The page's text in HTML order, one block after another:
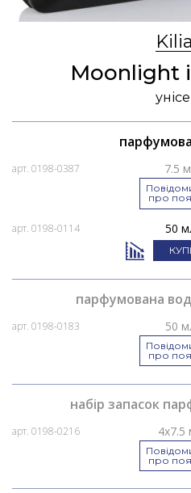
Moonlight
арт. 0198-0387 7.5
про
арт. 0198-0114 50
парфумована
арт. 0198-0183 50
про
набір запасок
арт. 0198-0216 4x7.5
про